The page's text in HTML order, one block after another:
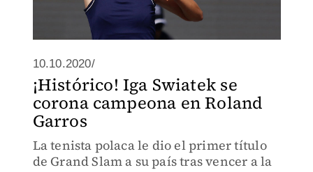
10.10.2020/
¡Histórico! Iga Swiatek se
corona campeona en Roland
Garros
La tenista polaca le dio el primer título
de Grand Slam a su país tras vencer a la